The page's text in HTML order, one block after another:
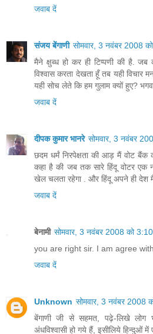
जवाब दें
संजय बेंगाणी सोमवार, 3 नवंबर 2008
मैने क्षुब्ध हो कर ही टिप्पणी की है.
विश्वास करता देखता हूँ तब यही
यही सोच लेते कि हम गुलाम क्यों हुए?
जवाब दें
दीपक कुमार भानरे सोमवार, 3 नवंबर
छदम धर्मं निरपेक्षता की आड़ मैं वोट
कहा है की जब तक सारे हिंदू वोटर
खेल चलता रहेगा . और हिंदू अपने ही देश मैं
जवाब दें
बेनामी सोमवार, 3 नवंबर 2008 को
you are right sir. I am agree
जवाब दें
Unknown सोमवार, 3 नवंबर
बेंगाणी जी से सहमत, पढ़े-लिखे लोग
अंधविश्वासी हो गये हैं, इसीलिये हिन्दुओं